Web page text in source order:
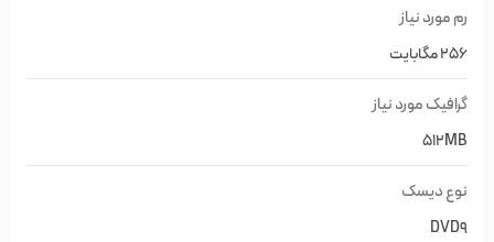
رم مورد نیاز
256 مگابایت
گرافیک مورد نیاز
512MB
نوع دیسک
DVD9